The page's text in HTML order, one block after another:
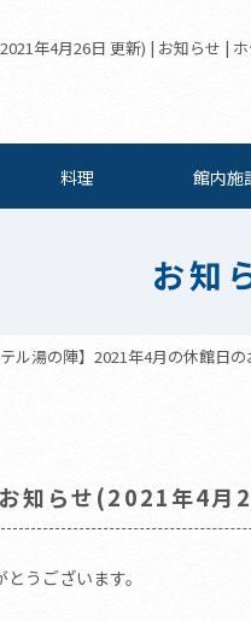
年4月26日 更新) | お知らせ |
料理 館内施
お知
テル湯の陣】2021年4月の休館日
知らせ(2021年4月
うございます。